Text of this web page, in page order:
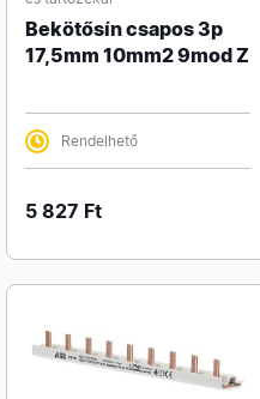
Bekötősín csapos 3p
17,5mm 10mm2 9mod Z
Rendelhető
5 827 Ft